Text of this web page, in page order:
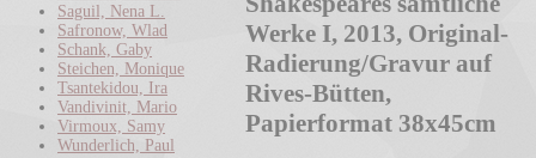
Saguil, Nena L.
Safronow, Wlad
Schank, Gaby
Steichen, Monique
Tsantekidou, Ira
Vandivinit, Mario
Virmoux, Samy
Wunderlich, Paul
Werke I, 2013, Original-
Radierung/Gravur auf
Rives-Bütten,
Papierformat 38x45cm